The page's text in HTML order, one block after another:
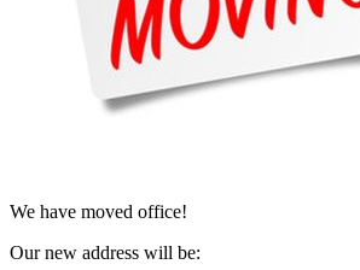
We have moved office!
Our new address will be: